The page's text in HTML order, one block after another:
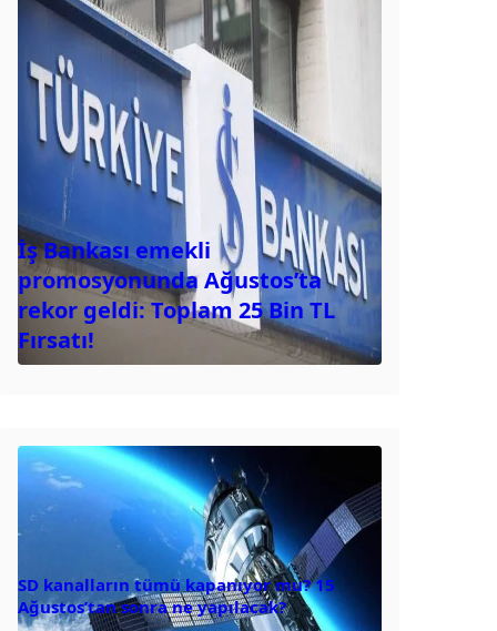
İş Bankası emekli
promosyonunda Ağustos’ta
rekor geldi: Toplam 25 Bin TL
Fırsatı!
SD kanalların tümü kapanıyor mu? 15
Ağustos’tan sonra ne yapılacak?